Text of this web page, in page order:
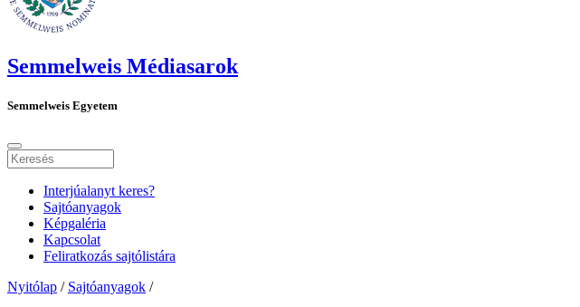
Semmelweis Médiasarok
Semmelweis Egyetem
Interjúalanyt keres?
Sajtóanyagok
Képgaléria
Kapcsolat
Feliratkozás sajtólistára
Nyitólap / Sajtóanyagok /